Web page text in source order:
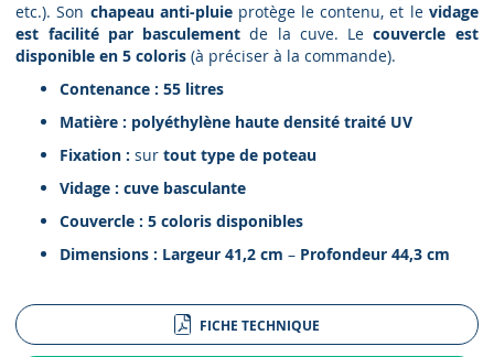
etc.). Son chapeau anti-pluieprotège le contenu, et le vidage
est facilité par basculement de la cuve. Lecouvercle est
disponible en 5 coloris (à préciser à la commande).
Contenance : 55 litres
Matière : polyéthylène haute densité traité UV
Fixation : surtout type de poteau
Vidage : cuve basculante
Couvercle : 5 coloris disponibles
Dimensions : Largeur 41,2 cm – Profondeur 44,3 cm
FICHE TECHNIQUE